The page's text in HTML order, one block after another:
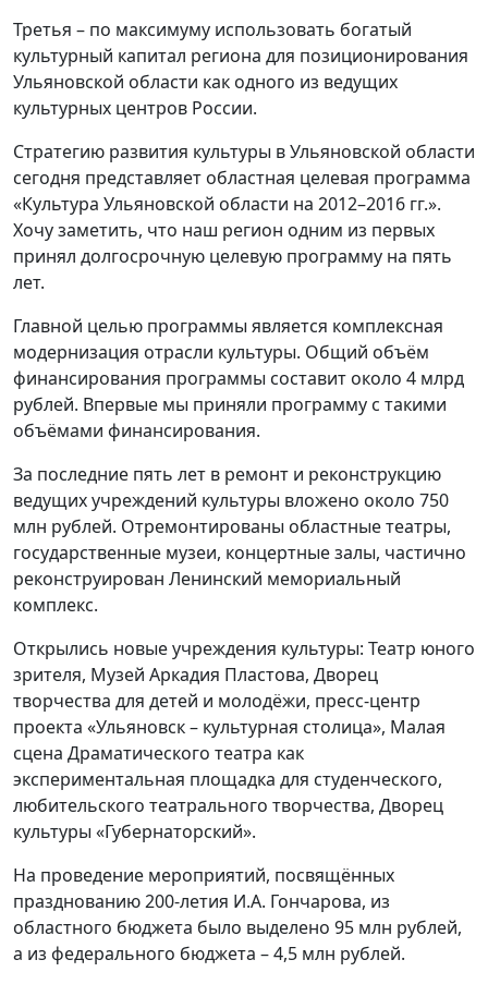
Третья – по максимуму использовать богатый
культурный капитал региона для позиционирования
Ульяновской области как одного из ведущих
культурных центров России.
Стратегию развития культуры в Ульяновской области
сегодня представляет областная целевая программа
«Культура Ульяновской области на 2012–2016 гг.».
Хочу заметить, что наш регион одним из первых
принял долгосрочную целевую программу на пять
лет.
Главной целью программы является комплексная
модернизация отрасли культуры. Общий объём
финансирования программы составит около 4 млрд
рублей. Впервые мы приняли программу с такими
объёмами финансирования.
За последние пять лет в ремонт и реконструкцию
ведущих учреждений культуры вложено около 750
млн рублей. Отремонтированы областные театры,
государственные музеи, концертные залы, частично
реконструирован Ленинский мемориальный
комплекс.
Открылись новые учреждения культуры: Театр юного
зрителя, Музей Аркадия Пластова, Дворец
творчества для детей и молодёжи, пресс-центр
проекта «Ульяновск – культурная столица», Малая
сцена Драматического театра как
экспериментальная площадка для студенческого,
любительского театрального творчества, Дворец
культуры «Губернаторский».
На проведение мероприятий, посвящённых
празднованию 200-летия И.А. Гончарова, из
областного бюджета было выделено 95 млн рублей,
а из федерального бюджета – 4,5 млн рублей.